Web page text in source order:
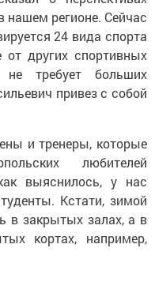
нашем регионе. Сейчас
24 вида спорта
других спортивных
требует больших
привез с собой
и тренеры, которые
любителей
выяснилось, у нас
Кстати, зимой
в закрытых залах, а в
кортах, например,